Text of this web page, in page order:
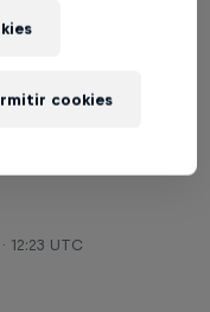
12:23 UTC
cookies